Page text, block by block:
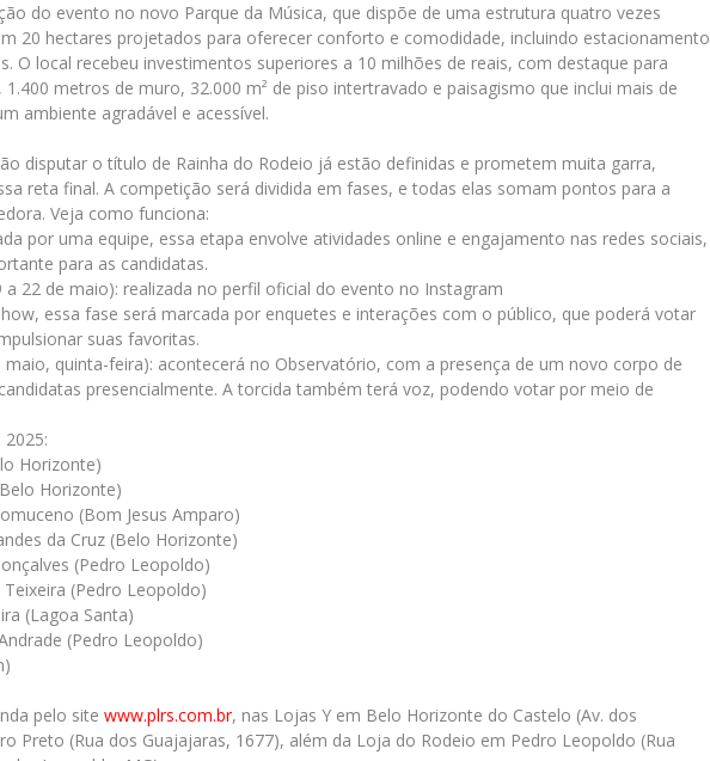
do evento no novo Parque da Música, que dispõe de uma estrutura quatro vezes
20 hectares projetados para oferecer conforto e comodidade, incluindo estacionamento
O local recebeu investimentos superiores a 10 milhões de reais, com destaque para
metros de muro, 32.000 m² de piso intertravado e paisagismo que inclui mais de
ambiente agradável e acessível.
disputar o título de Rainha do Rodeio já estão definidas e prometem muita garra,
reta final. A competição será dividida em fases, e todas elas somam pontos para a
Veja como funciona:
por uma equipe, essa etapa envolve atividades online e engajamento nas redes sociais,
para as candidatas.
a 22 de maio): realizada no perfil oficial do evento no Instagram
essa fase será marcada por enquetes e interações com o público, que poderá votar
suas favoritas.
maio, quinta-feira): acontecerá no Observatório, com a presença de um novo corpo de
presencialmente. A torcida também terá voz, podendo votar por meio de
Horizonte)
Horizonte)
(Bom Jesus Amparo)
da Cruz (Belo Horizonte)
(Pedro Leopoldo)
(Pedro Leopoldo)
(Lagoa Santa)
(Pedro Leopoldo)
pelo site www.plrs.com.br, nas Lojas Y em Belo Horizonte do Castelo (Av. dos
Preto (Rua dos Guajajaras, 1677), além da Loja do Rodeio em Pedro Leopoldo (Rua